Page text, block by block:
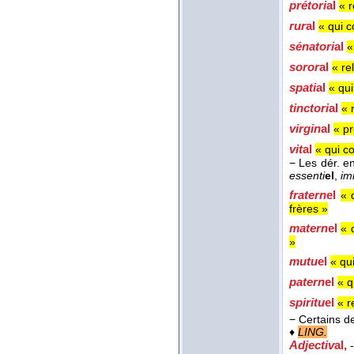
prétorial «
rural « qui
sénatorial
sororal «
spatial «
tinctorial «
virginal «
vital « qui
− Les dér.
essentiel,
fraternel «
frères »
maternel«
»
mutuel «
paternel «
spirituel «
− Certains
♦ LING.
Adjectival, -